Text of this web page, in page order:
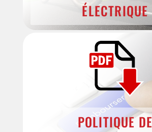
ÉLECTRIQUE
POLITIQUE DE